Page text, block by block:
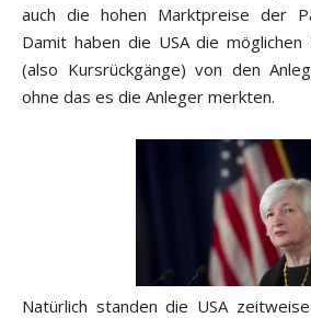
auch die hohen Marktpreise der
Damit haben die USA die möglichen
(also Kursrückgänge) von den
ohne das es die Anleger merkten.
Natürlich standen die USA